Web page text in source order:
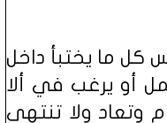
كل ما يختبأ داخل
أو يرغب في ألا
وتعاد ولا تنتهى